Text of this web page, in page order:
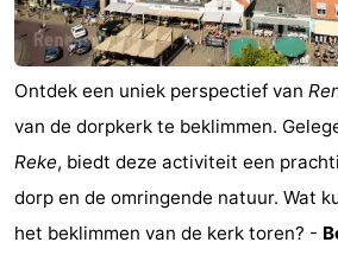
Village
Zeeuwse
Kust
-
Zonnedorp
-
’t
Hof
van
Last
minutes
Strand
Zien
Ontdek een uniek perspectief van
van de dorpkerk te beklimmen.
Reke, biedt deze activiteit een
dorp en de omringende natuur. Wat
het beklimmen van de kerk toren? -